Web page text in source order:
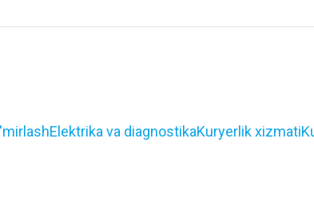
Elektrika va diagnostikaKuryerlik xizmati